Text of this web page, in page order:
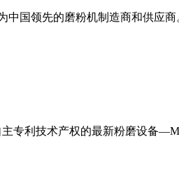
国领先的磨粉机制造商和供应
专利技术产权的最新粉磨设备